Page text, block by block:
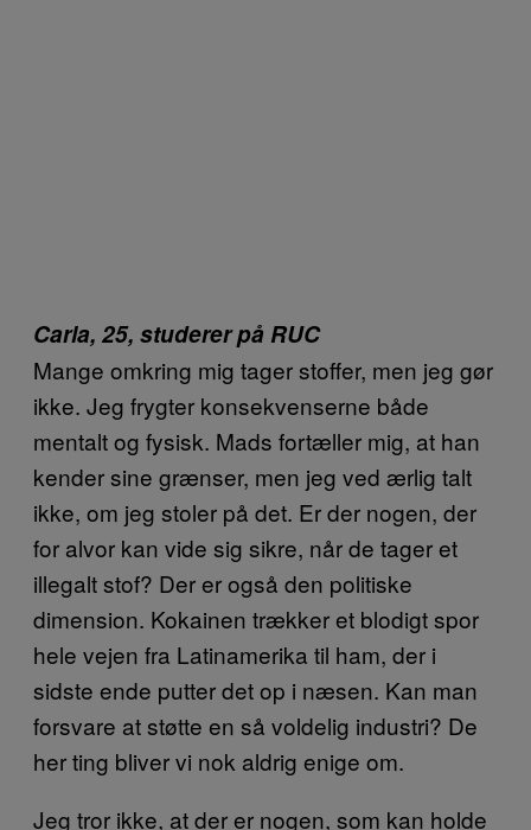
Carla, 25, studerer på RUC
Mange omkring mig tager stoffer, men jeg gør
ikke. Jeg frygter konsekvenserne både
mentalt og fysisk. Mads fortæller mig, at han
kender sine grænser, men jeg ved ærlig talt
ikke, om jeg stoler på det. Er der nogen, der
for alvor kan vide sig sikre, når de tager et
illegalt stof? Der er også den politiske
dimension. Kokainen trækker et blodigt spor
hele vejen fra Latinamerika til ham, der i
sidste ende putter det op i næsen. Kan man
forsvare at støtte en så voldelig industri? De
her ting bliver vi nok aldrig enige om.
Jeg tror ikke, at der er nogen, som kan holde